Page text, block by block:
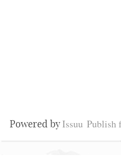
Powered byIssuu Publish